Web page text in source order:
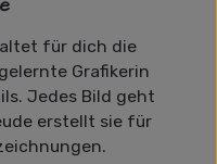
für dich die
Grafikerin
Jedes Bild geht
erstellt sie für